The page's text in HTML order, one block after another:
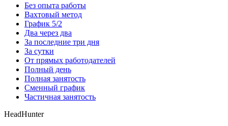
Без опыта работы
Вахтовый метод
График 5/2
Два через два
За последние три дня
За сутки
От прямых работодателей
Полный день
Полная занятость
Сменный график
Частичная занятость
HeadHunter